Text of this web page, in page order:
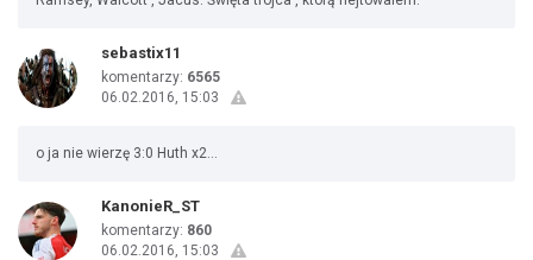
sebastix11
komentarzy: 6565
06.02.2016, 15:03
o ja nie wierzę 3:0 Huth x2...
KanonieR_ST
komentarzy: 860
06.02.2016, 15:03